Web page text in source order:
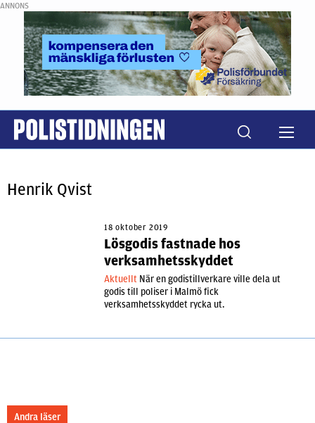
ANNONS
Henrik Qvist
18 oktober 2019
Lösgodis fastnade hos
verksamhetsskyddet
Aktuellt När en godistillverkare ville dela ut
godis till poliser i Malmö fick
verksamhetsskyddet rycka ut.
Andra läser